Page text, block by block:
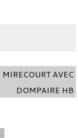
MIRECOURT AVEC
DOMPAIRE HB